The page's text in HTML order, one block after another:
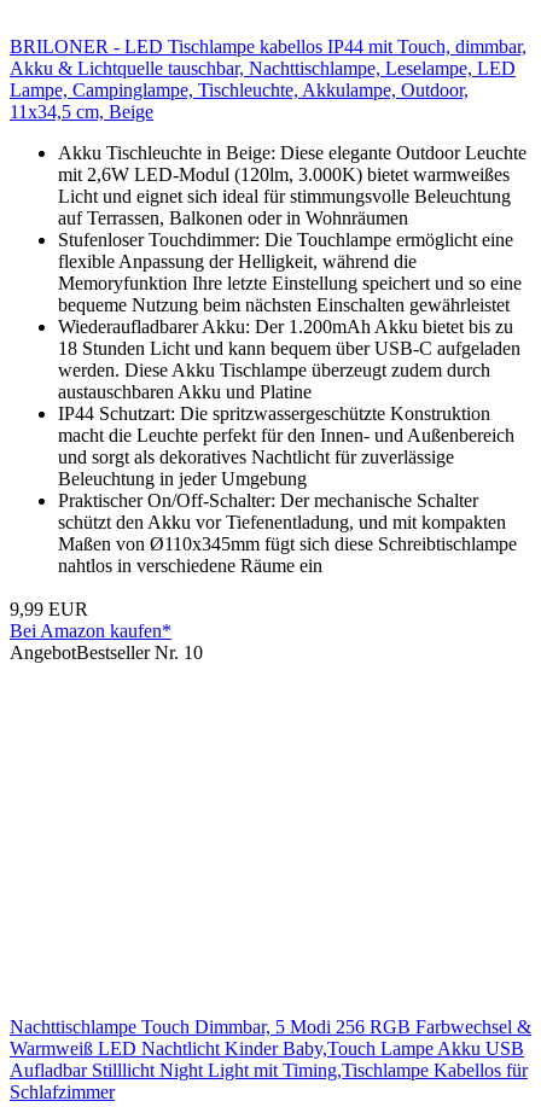
BRILONER - LED Tischlampe kabellos IP44 mit Touch, dimmbar,
Akku & Lichtquelle tauschbar, Nachttischlampe, Leselampe, LED
Lampe, Campinglampe, Tischleuchte, Akkulampe, Outdoor,
11x34,5 cm, Beige
Akku Tischleuchte in Beige: Diese elegante Outdoor Leuchte
mit 2,6W LED-Modul (120lm, 3.000K) bietet warmweißes
Licht und eignet sich ideal für stimmungsvolle Beleuchtung
auf Terrassen, Balkonen oder in Wohnräumen
Stufenloser Touchdimmer: Die Touchlampe ermöglicht eine
flexible Anpassung der Helligkeit, während die
Memoryfunktion Ihre letzte Einstellung speichert und so eine
bequeme Nutzung beim nächsten Einschalten gewährleistet
Wiederaufladbarer Akku: Der 1.200mAh Akku bietet bis zu
18 Stunden Licht und kann bequem über USB-C aufgeladen
werden. Diese Akku Tischlampe überzeugt zudem durch
austauschbaren Akku und Platine
IP44 Schutzart: Die spritzwassergeschützte Konstruktion
macht die Leuchte perfekt für den Innen- und Außenbereich
und sorgt als dekoratives Nachtlicht für zuverlässige
Beleuchtung in jeder Umgebung
Praktischer On/Off-Schalter: Der mechanische Schalter
schützt den Akku vor Tiefenentladung, und mit kompakten
Maßen von Ø110x345mm fügt sich diese Schreibtischlampe
nahtlos in verschiedene Räume ein
9,99 EUR
Bei Amazon kaufen*
AngebotBestseller Nr. 10
Nachttischlampe Touch Dimmbar, 5 Modi 256 RGB Farbwechsel &
Warmweiß LED Nachtlicht Kinder Baby,Touch Lampe Akku USB
Aufladbar Stilllicht Night Light mit Timing,Tischlampe Kabellos für
Schlafzimmer